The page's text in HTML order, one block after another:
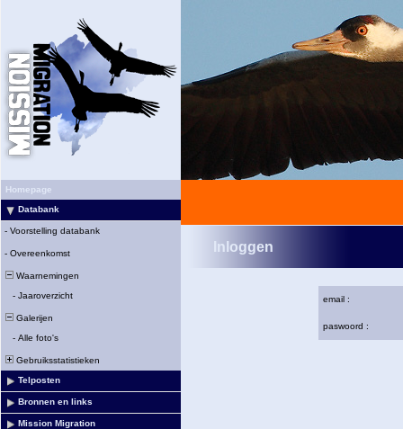
Homepage
Databank
- Voorstelling databank
- Overeenkomst
Waarnemingen
- Jaaroverzicht
Galerijen
- Alle foto's
Gebruiksstatistieken
Telposten
Bronnen en links
Mission Migration
Inloggen
email :
paswoord :